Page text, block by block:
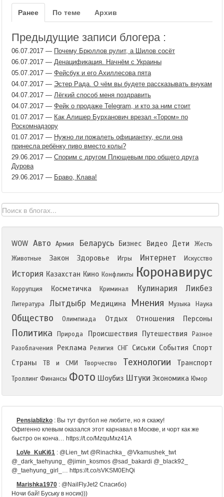
Ранее По теме Архив
Предыдущие записи блогера :
06.07.2017 — Почему Брюллов рулит, а Шилов сосёт
06.07.2017 — Денацификация. Начнём с Украины
05.07.2017 — Фейсбук и его Ахиллесова пята
04.07.2017 — Эстер Рада. О чём вы будете рассказывать внукам
04.07.2017 — Лёгкий способ меня поздравить
04.07.2017 — Фейк о продаже Telegram, и кто за ним стоит
01.07.2017 — Как Алишер Бурханович врезал «Тором» по
Роскомнадзору
01.07.2017 — Нужно ли пожалеть официантку, если она
принесла ребёнку пиво вместо колы?
29.06.2017 — Спорим с другом Плющевым про общего друга
Дурова
29.06.2017 — Браво, Клава!
WOW Авто Армия Беларусь Бизнес Видео Дети
Жесть
Животные
Закон Здоровье Игры Интернет Искусство
История Казахстан Кино Конфликты Коронавирус
Коррупция Косметичка Криминал Кулинария Ликбез
Литература Лытдыбр Медицина Мнения Музыка Наука
Общество Олимпиада Отдых Отношения Персоны
Политика Природа Происшествия Путешествия
Разное
Разоблачения
Реклама Религия СНГ Сиськи События Спорт
Страны
ТВ и СМИ Творчество Технологии Транспорт
Троллинг Финансы Фото Шоубиз Штуки Экономика Юмор
Pensiablizko : Вы тут футбол не любите, но я скажу!
Офигенно клевым оказался этот карнавал в Москве, и чорт как же
быстро он конча… https://t.co/MzquMxz41A
LoVe_KuKi61 : @Lien_twt @Rinachka_ @Vkamushek_twt
@_dark_taehyung_ @jimin_kosmos @sad_bakardi @_black92_
@_taehyung_girl_… https://t.co/sVKSM0EhQi
Marishka1970 : @NailFlyJet2 Спасибо)
Ночи бай! Буську в носик)))